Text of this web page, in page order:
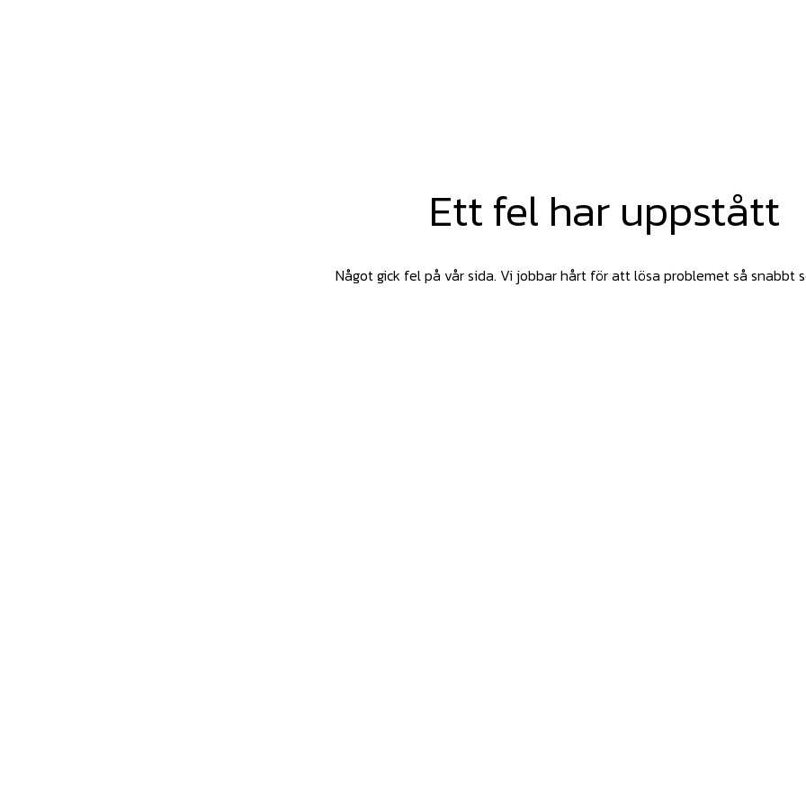
Ett fel har uppstått
Något gick fel på vår sida. Vi jobbar hårt för att lösa problemet så snabbt